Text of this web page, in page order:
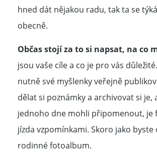
hned dát nějakou radu, tak ta se
obecně.
Občas stojí za to si napsat, na co
jsou vaše cíle a co je pro vás
nutně své myšlenky veřejně
dělat si poznámky a archivovat si je,
jednoho dne mohli připomenout, je
jízda vzpomínkami. Skoro jako byste
rodinné fotoalbum.